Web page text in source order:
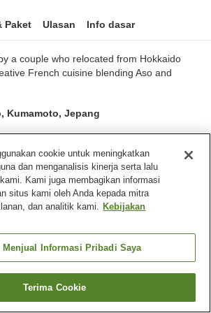
Paket Ulasan Info dasar
a couple who relocated from Hokkaido
French cuisine blending Aso and
Kumamoto, Jepang
60
Kumamoto Desa Minamiaso
Cari kamar
cookie untuk meningkatkan
dan menganalisis kinerja serta lalu
Kami juga membagikan informasi
situs kami oleh Anda kepada mitra
dan analitik kami. Kebijakan
Menjual Informasi Pribadi Saya
Terima Cookie